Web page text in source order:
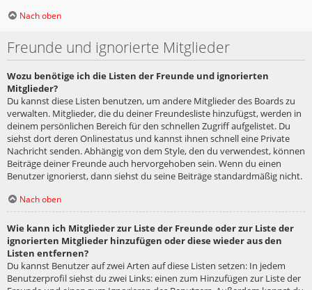
Nach oben
Freunde und ignorierte Mitglieder
Wozu benötige ich die Listen der Freunde und ignorierten
Mitglieder?
Du kannst diese Listen benutzen, um andere Mitglieder des Boards zu
verwalten. Mitglieder, die du deiner Freundesliste hinzufügst, werden in
deinem persönlichen Bereich für den schnellen Zugriff aufgelistet. Du
siehst dort deren Onlinestatus und kannst ihnen schnell eine Private
Nachricht senden. Abhängig von dem Style, den du verwendest, können
Beiträge deiner Freunde auch hervorgehoben sein. Wenn du einen
Benutzer ignorierst, dann siehst du seine Beiträge standardmäßig nicht.
Nach oben
Wie kann ich Mitglieder zur Liste der Freunde oder zur Liste der
ignorierten Mitglieder hinzufügen oder diese wieder aus den
Listen entfernen?
Du kannst Benutzer auf zwei Arten auf diese Listen setzen: In jedem
Benutzerprofil siehst du zwei Links: einen zum Hinzufügen zur Liste der